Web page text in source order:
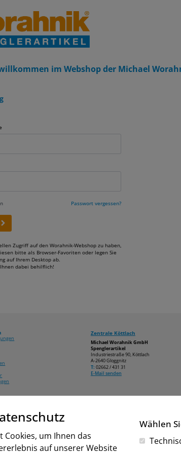
im Webshop der Michael
Passwort vergessen?
Zugriff auf den Worahnik-Webshop zu haben,
bitte als Browser-Favoriten oder legen Sie
auf Ihrem Desktop ab.
dabei behilflich!
Zentrale Köttlach
Michael Worahnik GmbH
Spenglerartikel
Industriestraße 90, Köttlach
A-2640 Gloggnitz
T: 02662 / 431 31
E-Mail senden
Cookies, um Ihnen das
auf unserer Website
Wählen